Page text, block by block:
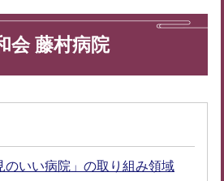
会 藤村病院
のいい病院」の取り組み領域